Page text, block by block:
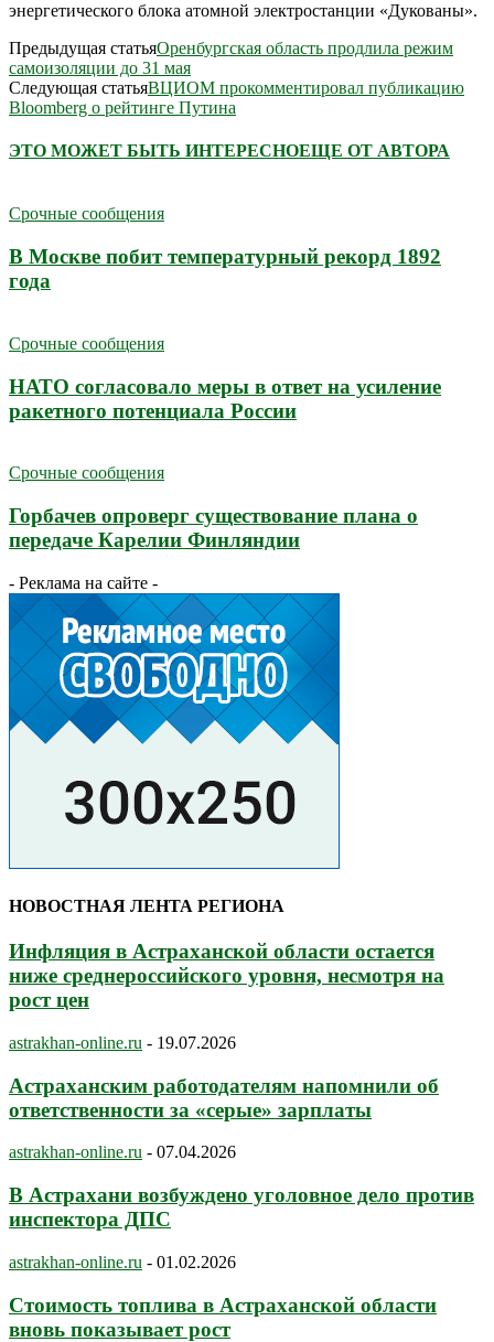
энергетического блока атомной электростанции «Дукованы».
Предыдущая статьяОренбургская область продлила режим
самоизоляции до 31 мая
Следующая статьяВЦИОМ прокомментировал публикацию
Bloomberg о рейтинге Путина
ЭТО МОЖЕТ БЫТЬ ИНТЕРЕСНОЕЩЕ ОТ АВТОРА
Срочные сообщения
В Москве побит температурный рекорд 1892
года
Срочные сообщения
НАТО согласовало меры в ответ на усиление
ракетного потенциала России
Срочные сообщения
Горбачев опроверг существование плана о
передаче Карелии Финляндии
- Реклама на сайте -
НОВОСТНАЯ ЛЕНТА РЕГИОНА
Инфляция в Астраханской области остается
ниже среднероссийского уровня, несмотря на
рост цен
astrakhan-online.ru - 19.07.2026
Астраханским работодателям напомнили об
ответственности за «серые» зарплаты
astrakhan-online.ru - 07.04.2026
В Астрахани возбуждено уголовное дело против
инспектора ДПС
astrakhan-online.ru - 01.02.2026
Стоимость топлива в Астраханской области
вновь показывает рост